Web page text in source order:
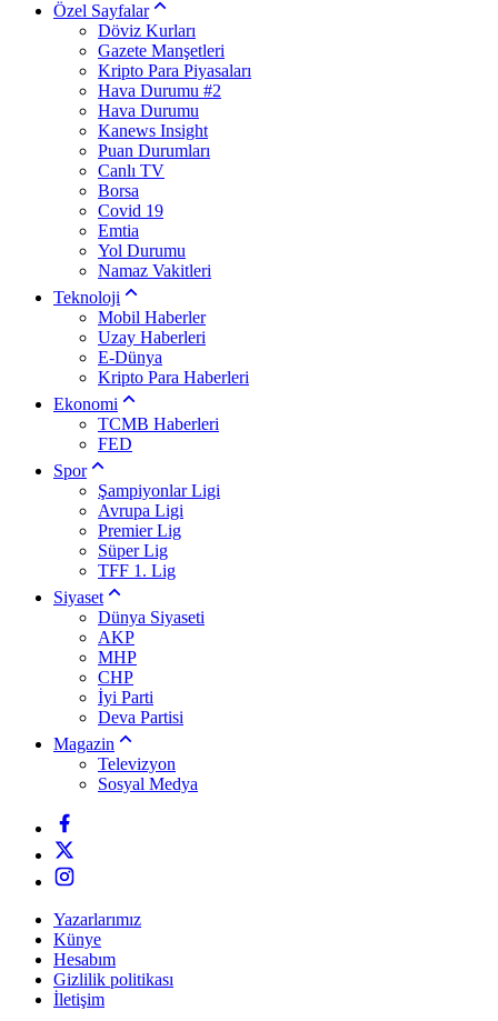
Özel Sayfalar
Döviz Kurları
Gazete Manşetleri
Kripto Para Piyasaları
Hava Durumu #2
Hava Durumu
Kanews Insight
Puan Durumları
Canlı TV
Borsa
Covid 19
Emtia
Yol Durumu
Namaz Vakitleri
Teknoloji
Mobil Haberler
Uzay Haberleri
E-Dünya
Kripto Para Haberleri
Ekonomi
TCMB Haberleri
FED
Spor
Şampiyonlar Ligi
Avrupa Ligi
Premier Lig
Süper Lig
TFF 1. Lig
Siyaset
Dünya Siyaseti
AKP
MHP
CHP
İyi Parti
Deva Partisi
Magazin
Televizyon
Sosyal Medya
Yazarlarımız
Künye
Hesabım
Gizlilik politikası
İletişim